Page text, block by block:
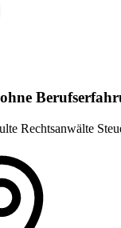
Rechtsanwälte